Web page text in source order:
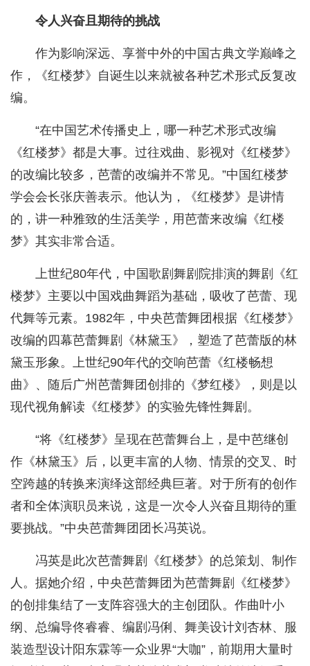
令人兴奋且期待的挑战
作为影响深远、享誉中外的中国古典文学巅峰之
作，《红楼梦》自诞生以来就被各种艺术形式反复改
编。
“在中国艺术传播史上，哪一种艺术形式改编
《红楼梦》都是大事。过往戏曲、影视对《红楼梦》
的改编比较多，芭蕾的改编并不常见。”中国红楼梦
学会会长张庆善表示。他认为，《红楼梦》是讲情
的，讲一种雅致的生活美学，用芭蕾来改编《红楼
梦》其实非常合适。
上世纪80年代，中国歌剧舞剧院排演的舞剧《红
楼梦》主要以中国戏曲舞蹈为基础，吸收了芭蕾、现
代舞等元素。1982年，中央芭蕾舞团根据《红楼梦》
改编的四幕芭蕾舞剧《林黛玉》，塑造了芭蕾版的林
黛玉形象。上世纪90年代的交响芭蕾《红楼畅想
曲》、随后广州芭蕾舞团创排的《梦红楼》，则是以
现代视角解读《红楼梦》的实验先锋性舞剧。
“将《红楼梦》呈现在芭蕾舞台上，是中芭继创
作《林黛玉》后，以更丰富的人物、情景的交叉、时
空跨越的转换来演绎这部经典巨著。对于所有的创作
者和全体演职员来说，这是一次令人兴奋且期待的重
要挑战。”中央芭蕾舞团团长冯英说。
冯英是此次芭蕾舞剧《红楼梦》的总策划、制作
人。据她介绍，中央芭蕾舞团为芭蕾舞剧《红楼梦》
的创排集结了一支阵容强大的主创团队。作曲叶小
纲、总编导佟睿睿、编剧冯俐、舞美设计刘杏林、服
装造型设计阳东霖等一众业界“大咖”，前期用大量时